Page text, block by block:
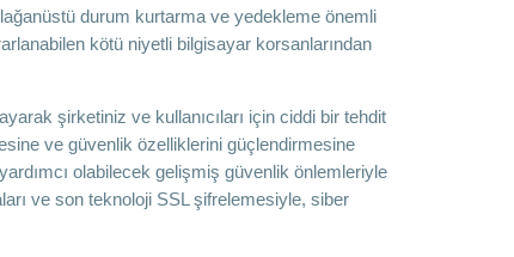
durum kurtarma ve yedekleme önemli
kötü niyetli bilgisayar korsanlarından
şirketiniz ve kullanıcıları için ciddi bir tehdit
ve güvenlik özelliklerini güçlendirmesine
olabilecek gelişmiş güvenlik önlemleriyle
ve son teknoloji SSL şifrelemesiyle, siber